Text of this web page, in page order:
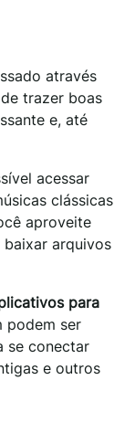
através
trazer boas
e, até
acessar
clássicas
aproveite
baixar arquivos
para
podem ser
se conectar
e outros